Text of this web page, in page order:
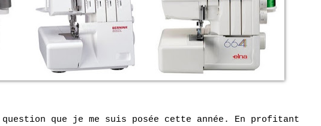
que je me suis posée cette année. En profitant